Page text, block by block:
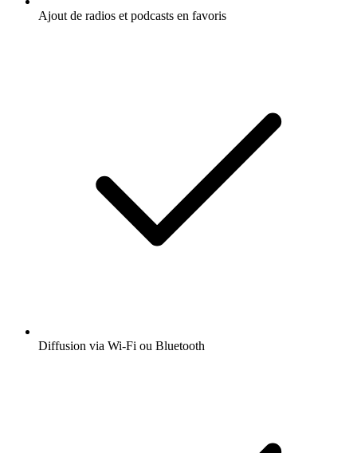
Ajout de radios et podcasts en favoris
Diffusion via Wi-Fi ou Bluetooth